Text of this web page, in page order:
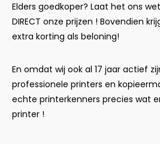
Elders goedkoper? Laat het ons
DIRECT onze prijzen ! Bovendien
extra korting als beloning!
En omdat wij ook al 17 jaar actief
professionele printers en
echte printerkenners precies wat
printer !